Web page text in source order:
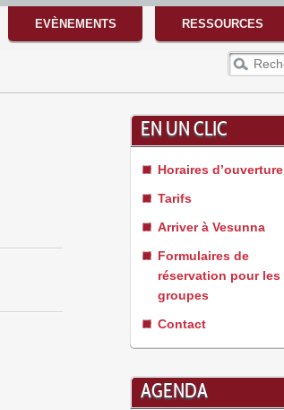
EVÈNEMENTS RESSOURCES
EN UN CLIC
Horaires d’ouverture
Tarifs
Arriver à Vesunna
Formulaires de
réservation pour les
groupes
Contact
AGENDA